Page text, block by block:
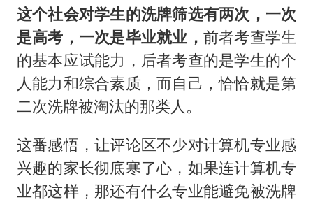
这个社会对学生的洗牌筛选有两次，一次
是高考，一次是毕业就业， 前者考查学生
的基本应试能力，后者考查的是学生的个
人能力和综合素质，而自己，恰恰就是第
二次洗牌被淘汰的那类人。
这番感悟，让评论区不少对计算机专业感
兴趣的家长彻底寒了心，如果连计算机专
业都这样，那还有什么专业能避免被洗牌